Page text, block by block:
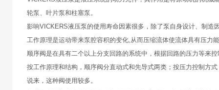
轮泵、叶片泵和柱塞泵。
影响VICKERS液压泵的使用寿命因素很多，除了泵自身设计、制
工作原理是运动带来泵腔容积的变化,从而压缩流体使流体具有压力
顺序阀是在具有二个以上分支回路的系统中，根据回路的压力等来
按工作原理和结构，顺序阀分直动式和先导式两类；按压力控制方
说来，这种阀使用较多。